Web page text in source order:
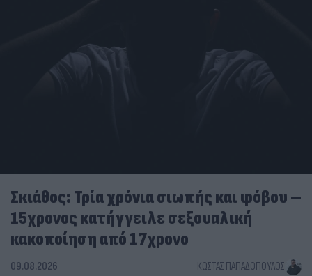
Σκιάθος: Τρία χρόνια σιωπής και φόβου –
15χρονος κατήγγειλε σεξουαλική
κακοποίηση από 17χρονο
09.08.2026 ΚΏΣΤΑΣ ΠΑΠΑΔΌΠΟΥΛΟΣ